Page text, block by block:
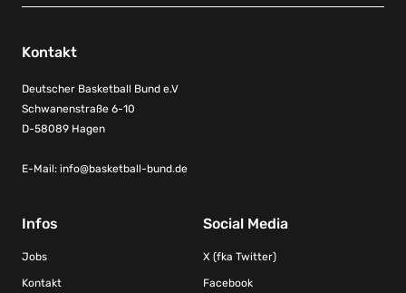
Kontakt
Deutscher Basketball Bund e.V
Schwanenstraße 6-10
D-58089 Hagen
E-Mail: info@basketball-bund.de
Infos
Jobs
Kontakt
Social Media
X (fka Twitter)
Facebook